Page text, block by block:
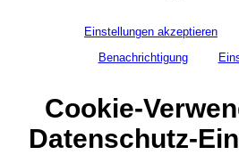
Einstellungen akzeptieren
Benachrichtigung
Cookie-
Datenschutz-